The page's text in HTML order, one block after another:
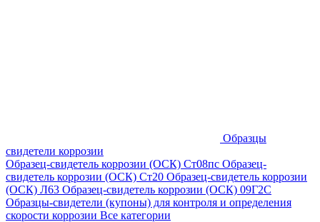
Образцы
свидетели коррозии
Образец-свидетель коррозии (ОСК) Ст08пс Образец-
свидетель коррозии (ОСК) Ст20 Образец-свидетель коррозии
(ОСК) Л63 Образец-свидетель коррозии (ОСК) 09Г2С
Образцы-свидетели (купоны) для контроля и определения
скорости коррозии Все категории